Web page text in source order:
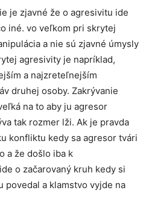
je zjavné že o agresivitu ide
iné. vo veľkom pri skrytej
a nie sú zjavné úmysly
agresivity je napríklad,
a najzreteľnejším
druhej osoby. Zakrývanie
na to aby ju agresor
tak rozmer lži. Ak je pravda
konfliktu kedy sa agresor tvári
a že došlo iba k
o začarovaný kruh kedy si
povedal a klamstvo vyjde na